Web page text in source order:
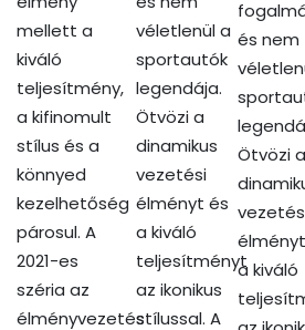
mellett a
kiváló
teljesítmény,
a kifinomult
stílus és a
könnyed
kezelhetőség
párosul. A
2021-es
széria az
élményvezetés
véletlenül a
sportautók
legendája.
Ötvözi a
dinamikus
vezetési
élményt és
a kiváló
teljesítményt
az ikonikus
stílussal. A
és nem
Ötvözi a
a kiváló